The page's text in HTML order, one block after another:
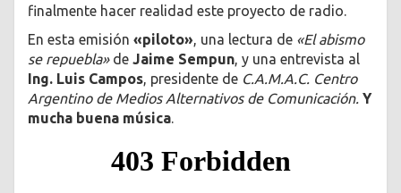
finalmente hacer realidad este proyecto de radio.
En esta emisión «piloto», una lectura de «El abismo
se repuebla»de Jaime Sempun, y una entrevista al
Ing. Luis Campos, presidente de C.A.M.A.C. Centro
Argentino de Medios Alternativos de Comunicación. Y
mucha buena música.